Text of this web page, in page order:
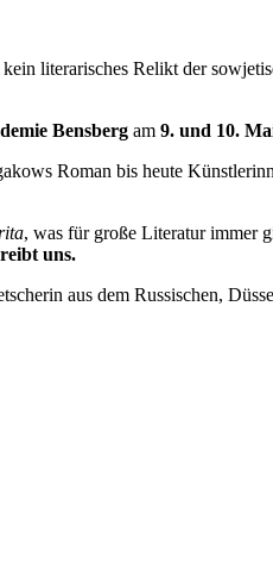
kein literarisches Relikt der
Bensberg am 9. und 10.
Roman bis heute
, was für große Literatur immer
uns.
aus dem Russischen,